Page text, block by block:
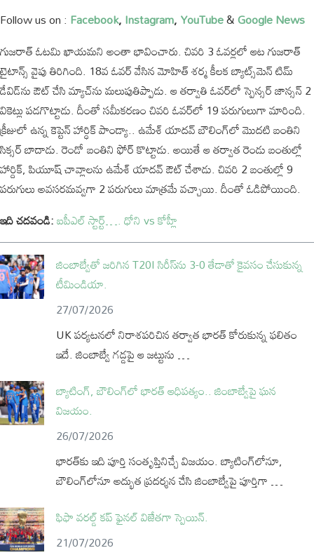
Follow us on : Facebook,Instagram,YouTube&Google News
గుజరాత్ ఓటమి ఖాయమని అంతా భావించారు. చివరి 3 ఓవర్లలో ఆట గుజరాత్
టైటాన్స్ వైపు తిరిగింది. 18వ ఓవర్‌ వేసిన మోహిత్ శర్మ కీలక బ్యాట్స్‌మెన్ టిమ్
డేవిడ్‌ను ఔట్ చేసి మ్యాచ్‌‌ను మలుపుతిప్పాడు. ఆ తర్వాతి ఓవర్‌లో స్పెన్సర్ జాన్సన్ 2
వికెట్లు పడగొట్టాడు. దీంతో సమీకరణం చివరి ఓవర్‌లో 19 పరుగులుగా మారింది.
క్రీజులో ఉన్న కెప్టెన్ హార్ధిక్ పాండ్యా.. ఉమేశ్ యాదవ్ బౌలింగ్‌లో మొదటి బంతిని
సిక్సర్ బాదాడు. రెండో బంతిని ఫోర్ కొట్టాడు. అయితే ఆ తర్వాత రెండు బంతుల్లో
హార్దిక్, పియూష్ చావ్లాలను ఉమేశ్ యాదవ్ ఔట్ చేశాడు. చివరి 2 బంతుల్లో 9
పరుగులు అవసరమవ్వగా 2 పరుగులు మాత్రమే వచ్చాయి. దీంతో ఓడిపోయింది.
ఇది చదవండి:ఐపీఎల్ స్టార్ట్…. ధోని vs కోహ్లీ
జింబాబ్వేతో జరిగిన T20I సిరీస్‌ను 3-0 తేడాతో కైవసం చేసుకున్న
టీమిండియా.
27/07/2026
UK పర్యటనలో నిరాశపరిచిన తర్వాత భారత్ కోరుకున్న ఫలితం
ఇదే. జింబాబ్వే గడ్డపై ఆ జట్టును …
బ్యాటింగ్, బౌలింగ్‌లో భారత్ ఆధిపత్యం.. జింబాబ్వేపై ఘన
విజయం.
26/07/2026
భారత్‌కు ఇది పూర్తి సంతృప్తినిచ్చే విజయం. బ్యాటింగ్‌లోనూ,
బౌలింగ్‌లోనూ అద్భుత ప్రదర్శన చేసి జింబాబ్వేపై పూర్తిగా …
ఫిఫా వరల్డ్ కప్ ఫైనల్ విజేతగా స్పెయిన్.
21/07/2026